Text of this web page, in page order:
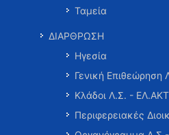
Ταμεία
ΔΙΑΡΘΡΩΣΗ
Ηγεσία
Γενική
Κλάδοι Λ.Σ. -
Περιφερειακές